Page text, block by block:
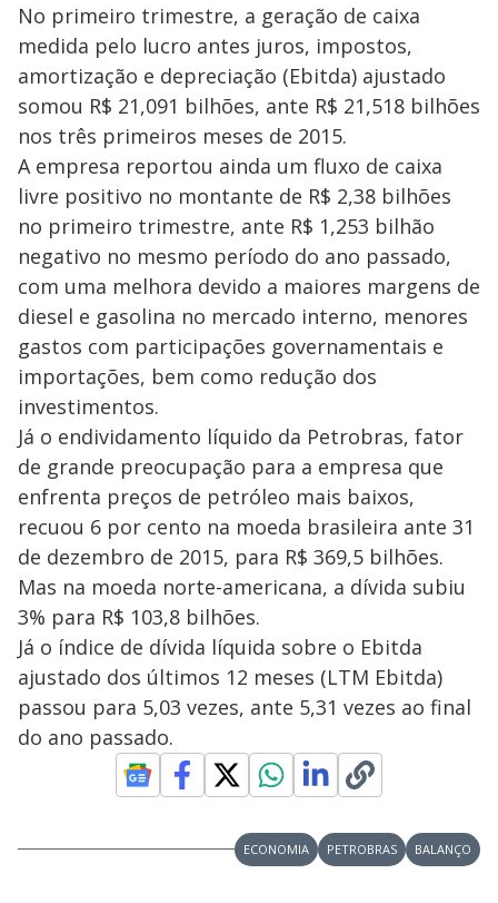
No primeiro trimestre, a geração de caixa
medida pelo lucro antes juros, impostos,
amortização e depreciação (Ebitda) ajustado
somou R$ 21,091 bilhões, ante R$ 21,518 bilhões
nos três primeiros meses de 2015.
A empresa reportou ainda um fluxo de caixa
livre positivo no montante de R$ 2,38 bilhões
no primeiro trimestre, ante R$ 1,253 bilhão
negativo no mesmo período do ano passado,
com uma melhora devido a maiores margens de
diesel e gasolina no mercado interno, menores
gastos com participações governamentais e
importações, bem como redução dos
investimentos.
Já o endividamento líquido da Petrobras, fator
de grande preocupação para a empresa que
enfrenta preços de petróleo mais baixos,
recuou 6 por cento na moeda brasileira ante 31
de dezembro de 2015, para R$ 369,5 bilhões.
Mas na moeda norte-americana, a dívida subiu
3% para R$ 103,8 bilhões.
Já o índice de dívida líquida sobre o Ebitda
ajustado dos últimos 12 meses (LTM Ebitda)
passou para 5,03 vezes, ante 5,31 vezes ao final
do ano passado.
ECONOMIA PETROBRAS BALANÇO